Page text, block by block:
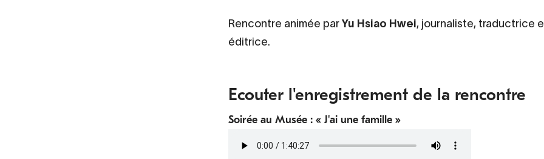
Rencontre animée par Yu Hsiao Hwei, journaliste, traductrice
éditrice.
Ecouter l'enregistrement de la rencontre
Soirée au Musée : « J'ai une famille »